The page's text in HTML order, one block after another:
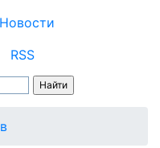
Новости
RSS